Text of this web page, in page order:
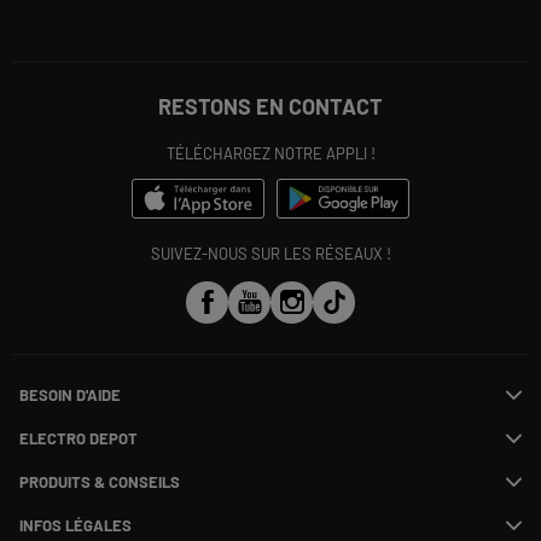
RESTONS EN CONTACT
TÉLÉCHARGEZ NOTRE APPLI !
SUIVEZ-NOUS SUR LES RÉSEAUX !
BESOIN D'AIDE
Suivre ma commande
SAV
Payer en plusieurs fois
Information phishing
ELECTRO DEPOT
Rejoignez-nous !
PRODUITS & CONSEILS
Nos marques
Les avis du site
INFOS LÉGALES